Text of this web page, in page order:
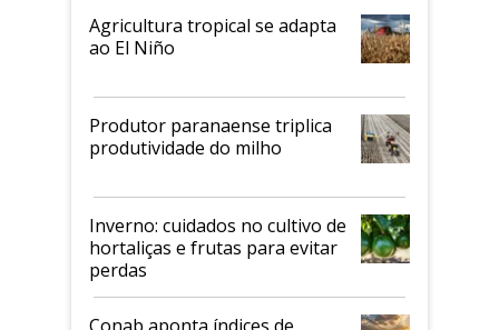
Agricultura tropical se adapta
ao El Niño
Produtor paranaense triplica
produtividade do milho
Inverno: cuidados no cultivo de
hortaliças e frutas para evitar
perdas